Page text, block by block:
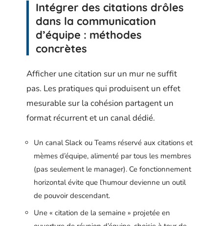
Intégrer des citations drôles
dans la communication
d’équipe : méthodes
concrètes
Afficher une citation sur un mur ne suffit
pas. Les pratiques qui produisent un effet
mesurable sur la cohésion partagent un
format récurrent et un canal dédié.
Un canal Slack ou Teams réservé aux citations et
mèmes d’équipe, alimenté par tous les membres
(pas seulement le manager). Ce fonctionnement
horizontal évite que l’humour devienne un outil
de pouvoir descendant.
Une « citation de la semaine » projetée en